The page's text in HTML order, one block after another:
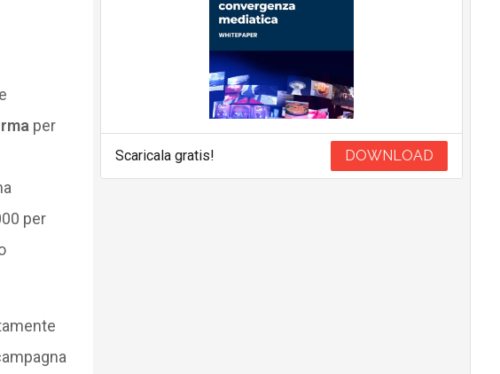
per
per
Scaricala gratis! DOWNLOAD